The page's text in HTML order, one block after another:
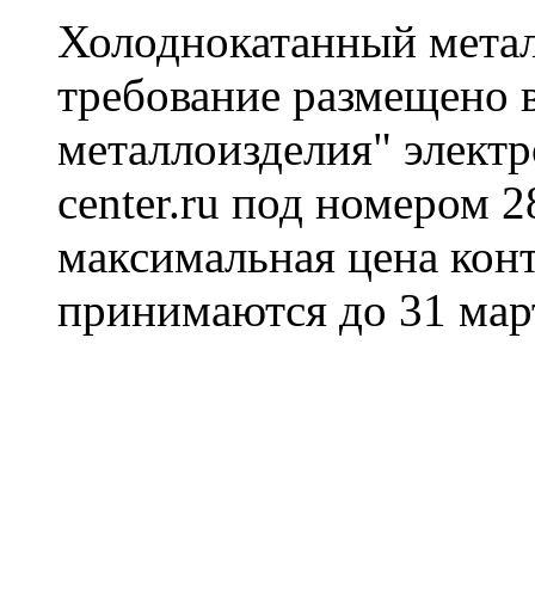
Холоднокатанный
требование размещено
металлоизделия"
center.ru под номером
максимальная цена
принимаются до 31